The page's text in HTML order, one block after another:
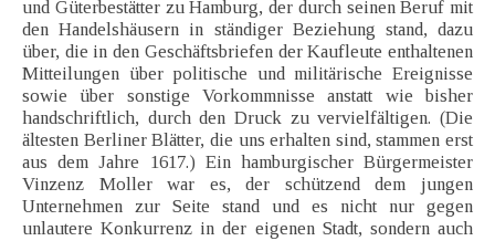
und Güterbestätter zu Hamburg, der durch seinen Beruf mit
den Handelshäusern in ständiger Beziehung stand, dazu
über, die in den Geschäftsbriefen der Kaufleute enthaltenen
Mitteilungen über politische und militärische Ereignisse
sowie über sonstige Vorkommnisse anstatt wie bisher
handschriftlich, durch den Druck zu vervielfältigen. (Die
ältesten Berliner Blätter, die uns erhalten sind, stammen erst
aus dem Jahre 1617.) Ein hamburgischer Bürgermeister
Vinzenz Moller war es, der schützend dem jungen
Unternehmen zur Seite stand und es nicht nur gegen
unlautere Konkurrenz in der eigenen Stadt, sondern auch